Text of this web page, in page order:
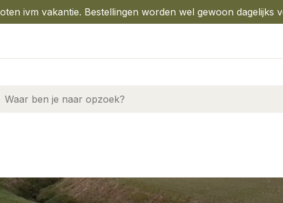
ivm vakantie. Bestellingen worden wel gewoon dagelijks